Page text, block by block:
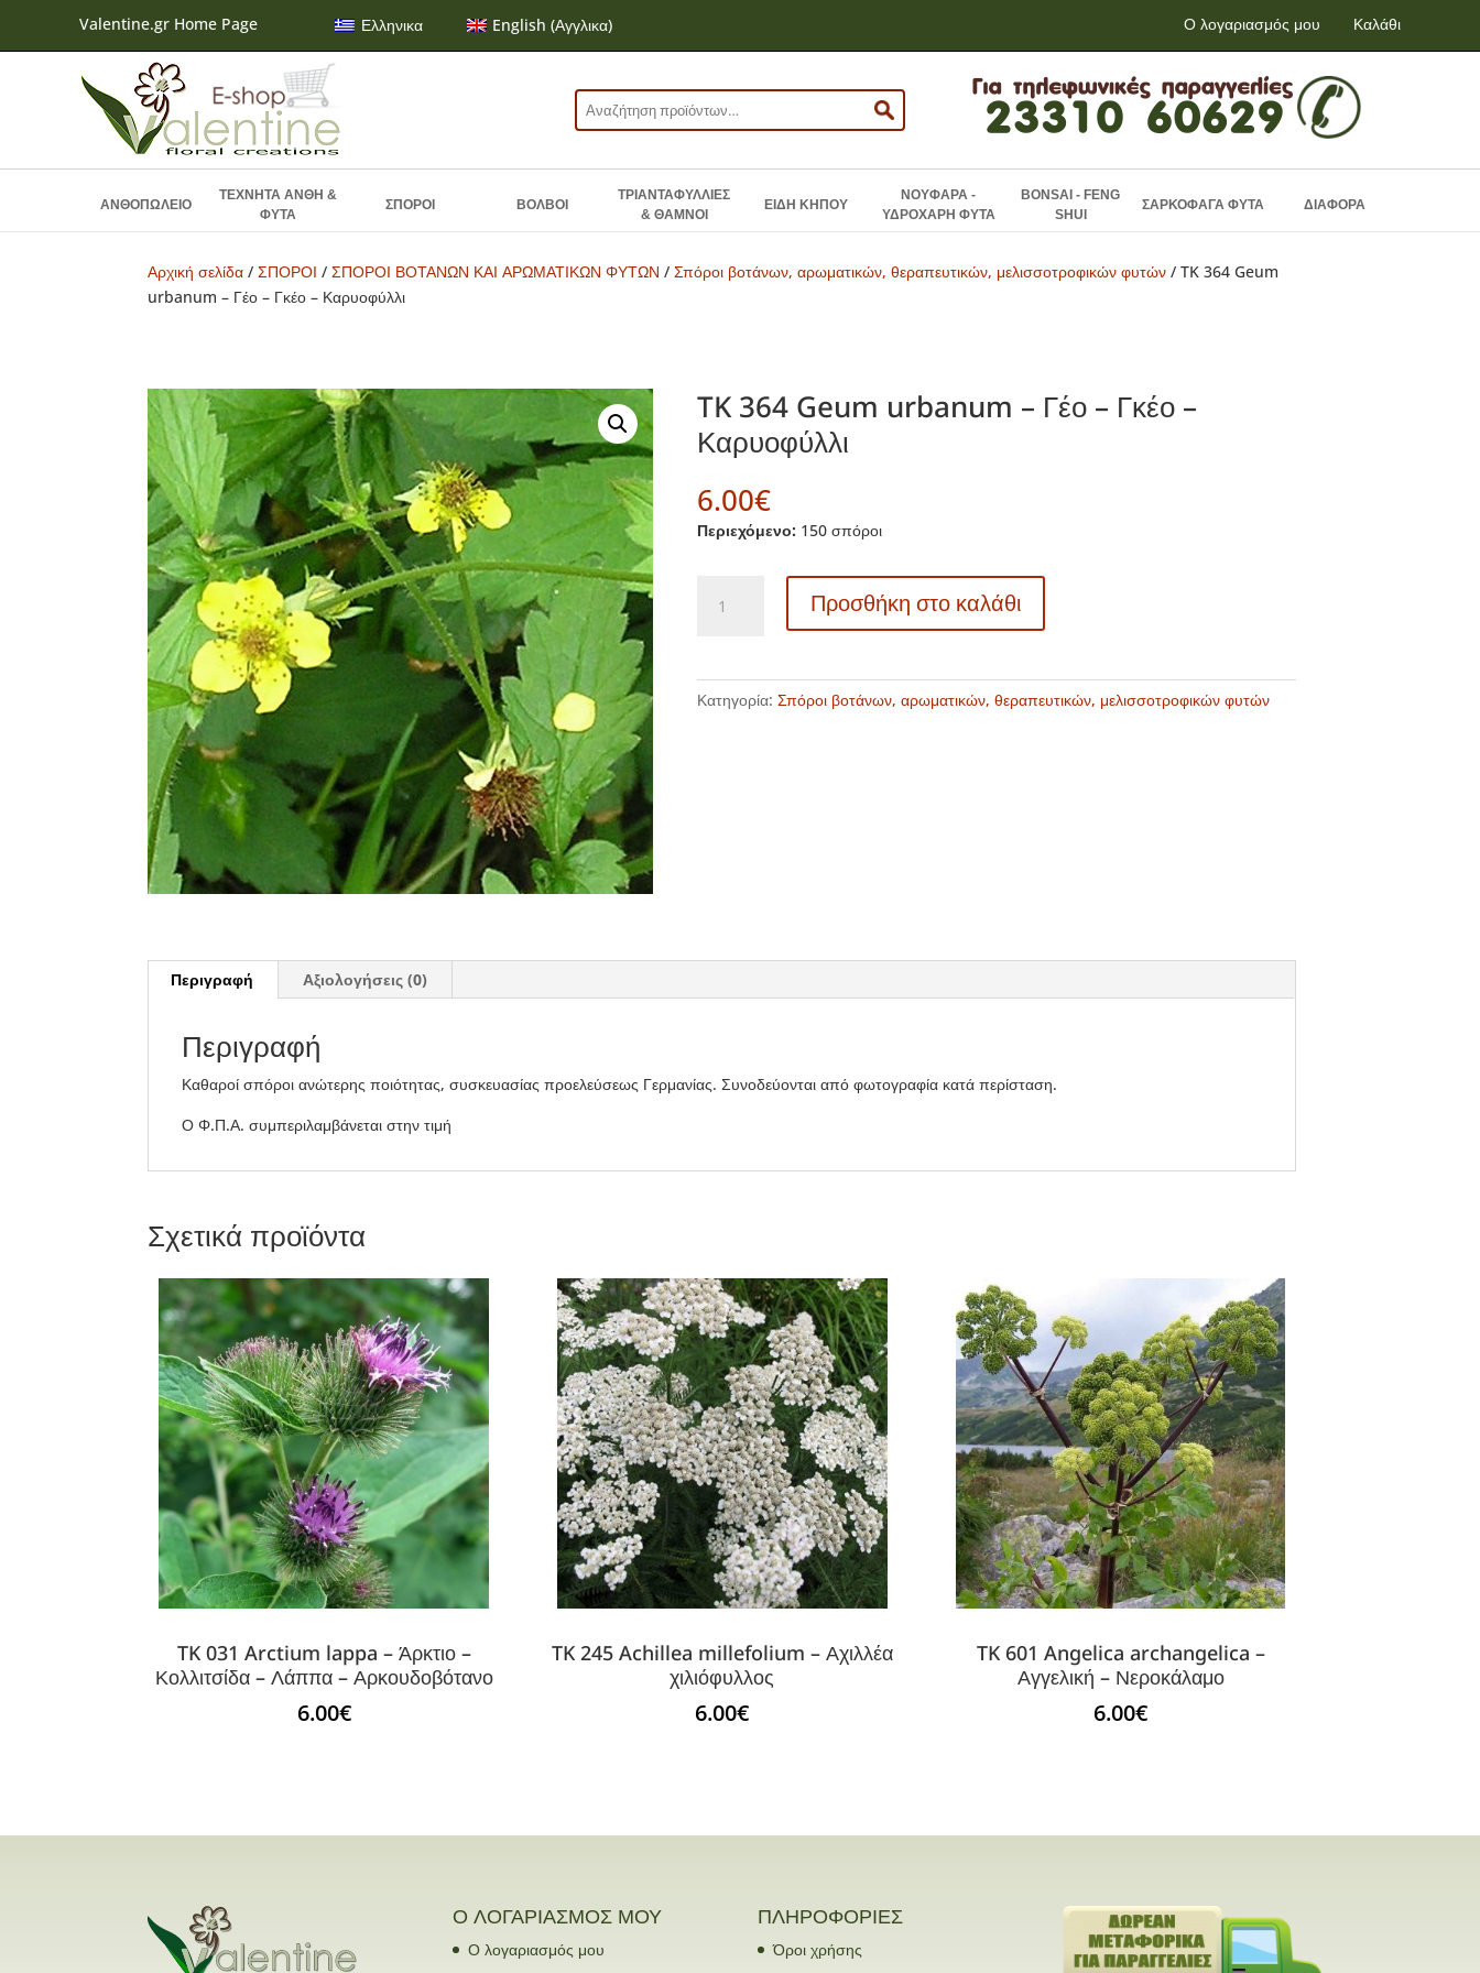
Valentine.gr Home Page Ελληνικα English (Αγγλικα) Ο λογαριασμός μου Καλάθι
Αναζήτηση
για:
ΑΝΘΟΠΩΛΕΙΟ
ΤΕΧΝΗΤΑ ΑΝΘΗ &
ΦΥΤΑ
ΣΠΟΡΟΙ ΒΟΛΒΟΙ
ΤΡΙΑΝΤΑΦΥΛΛΙΕΣ
& ΘΑΜΝΟΙ
ΕΙΔΗ ΚΗΠΟΥ
ΝΟΥΦΑΡΑ -
ΥΔΡΟΧΑΡΗ ΦΥΤΑ
BONSAI - FENG
SHUI
ΣΑΡΚΟΦΑΓΑ ΦΥΤΑ ΔΙΑΦΟΡΑ
Αρχική σελίδα /ΣΠΟΡΟΙ /ΣΠΟΡΟΙ ΒΟΤΑΝΩΝ ΚΑΙ ΑΡΩΜΑΤΙΚΩΝ ΦΥΤΩΝ /Σπόροι βοτάνων, αρωματικών, θεραπευτικών, μελισσοτροφικών φυτών / TK 364 Geum
urbanum – Γέο – Γκέο – Καρυοφύλλι
TK 364 Geum urbanum – Γέο – Γκέο –
Καρυοφύλλι
6.00€
Περιεχόμενο: 150 σπόροι
364
Προσθήκη στο καλάθι
Κατηγορία:Σπόροι βοτάνων, αρωματικών, θεραπευτικών, μελισσοτροφικών φυτών
Περιγραφή Αξιολογήσεις (0)
Περιγραφή
Καθαροί σπόροι ανώτερης ποιότητας, συσκευασίας προελεύσεως Γερμανίας. Συνοδεύονται από φωτογραφία κατά περίσταση.
Ο Φ.Π.Α. συμπεριλαμβάνεται στην τιμή
Σχετικά προϊόντα
TK 031 Arctium lappa – Άρκτιο –
Κολλιτσίδα – Λάππα – Αρκουδοβότανο
6.00€
TK 245 Achillea millefolium – Αχιλλέα
χιλιόφυλλος
6.00€
TK 601 Angelica archangelica –
Αγγελική – Νεροκάλαμο
6.00€
Ο ΛΟΓΑΡΙΑΣΜΟΣ ΜΟΥ
Ο λογαριασμός μου
ΠΛΗΡΟΦΟΡΙΕΣ
Όροι χρήσης